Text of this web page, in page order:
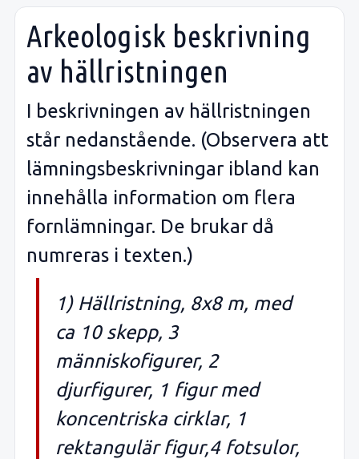
Arkeologisk beskrivning
av hällristningen
I beskrivningen av hällristningen
står nedanstående. (Observera att
lämningsbeskrivningar ibland kan
innehålla information om flera
fornlämningar. De brukar då
numreras i texten.)
1) Hällristning, 8x8 m, med
ca 10 skepp, 3
människofigurer, 2
djurfigurer, 1 figur med
koncentriska cirklar, 1
rektangulär figur,4 fotsulor,